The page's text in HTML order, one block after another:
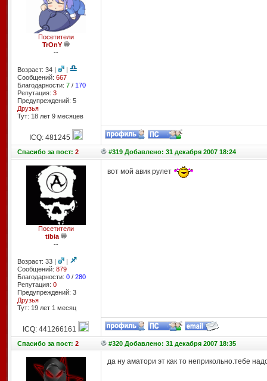
Посетители
TrOnY
--
Возраст: 34 |
|
Сообщений: 667
Благодарности: 7/ 170
Репутация: 3
Предупреждений: 5
Друзья
Тут: 18 лет 9 месяцев
ICQ: 481245
Спасибоза пост: 2 #319 Добавлено: 31 декабря 2007 18:24
Посетители
tibia
--
Возраст: 33 |
|
Сообщений: 879
Благодарности: 0/ 280
Репутация: 0
Предупреждений: 3
Друзья
Тут: 19 лет 1 месяц
вот мой авик рулет
ICQ: 441266161
Спасибоза пост: 2 #320 Добавлено: 31 декабря 2007 18:35
да ну аматори эт как то неприкольно.тебе